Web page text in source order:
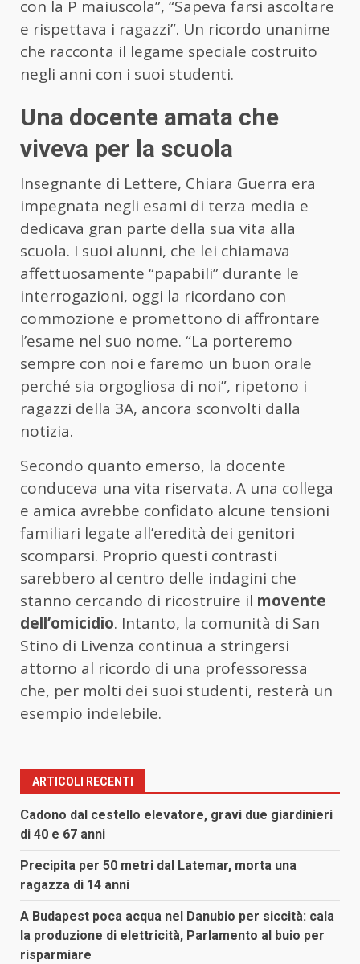
con la P maiuscola”, “Sapeva farsi ascoltare
e rispettava i ragazzi”. Un ricordo unanime
che racconta il legame speciale costruito
negli anni con i suoi studenti.
Una docente amata che
viveva per la scuola
Insegnante di Lettere, Chiara Guerra era
impegnata negli esami di terza media e
dedicava gran parte della sua vita alla
scuola. I suoi alunni, che lei chiamava
affettuosamente “papabili” durante le
interrogazioni, oggi la ricordano con
commozione e promettono di affrontare
l’esame nel suo nome. “La porteremo
sempre con noi e faremo un buon orale
perché sia orgogliosa di noi”, ripetono i
ragazzi della 3A, ancora sconvolti dalla
notizia.
Secondo quanto emerso, la docente
conduceva una vita riservata. A una collega
e amica avrebbe confidato alcune tensioni
familiari legate all’eredità dei genitori
scomparsi. Proprio questi contrasti
sarebbero al centro delle indagini che
stanno cercando di ricostruire il movente
dell’omicidio. Intanto, la comunità di San
Stino di Livenza continua a stringersi
attorno al ricordo di una professoressa
che, per molti dei suoi studenti, resterà un
esempio indelebile.
ARTICOLI RECENTI
Cadono dal cestello elevatore, gravi due giardinieri
di 40 e 67 anni
Precipita per 50 metri dal Latemar, morta una
ragazza di 14 anni
A Budapest poca acqua nel Danubio per siccità: cala
la produzione di elettricità, Parlamento al buio per
risparmiare